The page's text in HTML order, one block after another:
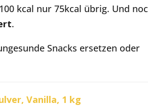
kcal nur 75kcal übrig. Und
.
Snacks ersetzen oder
Vanilla, 1 kg